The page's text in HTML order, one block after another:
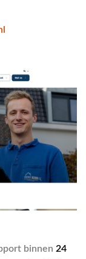
binnen 24